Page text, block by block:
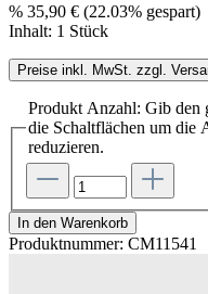
% 35,90 € (22.03% gespart)
Inhalt: 1 Stück
Preise inkl. MwSt. zzgl.
Produkt Anzahl: Gib den
die Schaltflächen um die
reduzieren.
In den Warenkorb
Produktnummer: CM11541